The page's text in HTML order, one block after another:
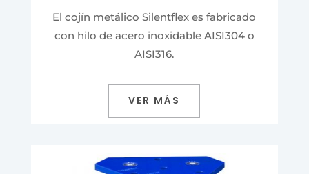
El cojín metálico Silentflex es fabricado
con hilo de acero inoxidable AISI304 o
AISI316.
VER MÁS